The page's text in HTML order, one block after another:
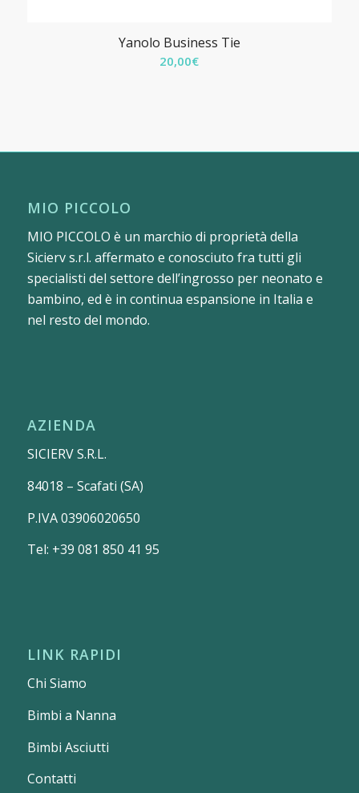
Yanolo Business Tie
20,00€
MIO PICCOLO
MIO PICCOLO è un marchio di proprietà della
Sicierv s.r.l. affermato e conosciuto fra tutti gli
specialisti del settore dell’ingrosso per neonato e
bambino, ed è in continua espansione in Italia e
nel resto del mondo.
AZIENDA
SICIERV S.R.L.
84018 – Scafati (SA)
P.IVA 03906020650
Tel: +39 081 850 41 95
LINK RAPIDI
Chi Siamo
Bimbi a Nanna
Bimbi Asciutti
Contatti